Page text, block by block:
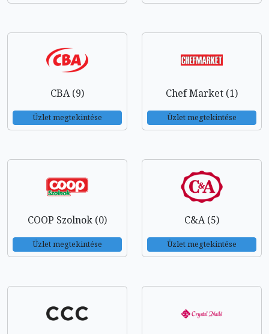
CBA (9)
Üzlet megtekintése
Chef Market (1)
Üzlet megtekintése
COOP Szolnok (0)
Üzlet megtekintése
C&A (5)
Üzlet megtekintése